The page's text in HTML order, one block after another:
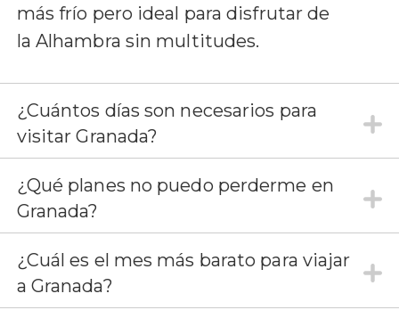
más frío pero ideal para disfrutar de
la Alhambra sin multitudes.
¿Cuántos días son necesarios para
visitar Granada?
¿Qué planes no puedo perderme en
Granada?
¿Cuál es el mes más barato para viajar
a Granada?